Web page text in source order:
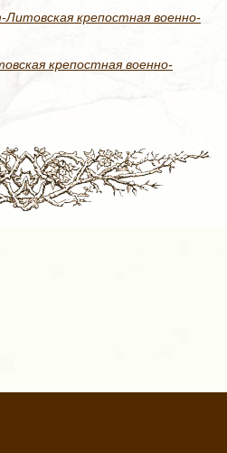
крепостная военно-
крепостная военно-